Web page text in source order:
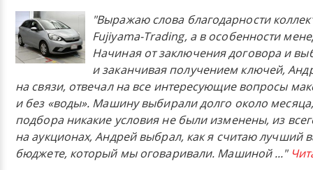
"Выражаю слова благодарности
Fujiyama-Trading, а в особенности
Начиная от заключения договора и
и заканчивая получением ключей,
на связи, отвечал на все интересующие вопросы
и без «воды». Машину выбирали долго около
подбора никакие условия не были изменены, из
на аукционах, Андрей выбрал, как я считаю лучший
бюджете, который мы оговаривали. Машиной..."